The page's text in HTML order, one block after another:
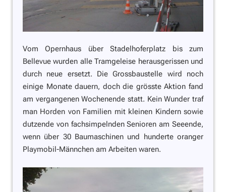
Vom Opernhaus über Stadelhoferplatz bis zum
Bellevue wurden alle Tramgeleise herausgerissen und
durch neue ersetzt. Die Grossbaustelle wird noch
einige Monate dauern, doch die grösste Aktion fand
am vergangenen Wochenende statt. Kein Wunder traf
man Horden von Familien mit kleinen Kindern sowie
dutzende von fachsimpelnden Senioren am Seeende,
wenn über 30 Baumaschinen und hunderte oranger
Playmobil-Männchen am Arbeiten waren.